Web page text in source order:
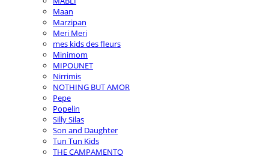
Maan
Marzipan
Meri Meri
mes kids des fleurs
Minimom
MIPOUNET
Nirrimis
NOTHING BUT AMOR
Pepe
Popelin
Silly Silas
Son and Daughter
Tun Tun Kids
THE CAMPAMENTO